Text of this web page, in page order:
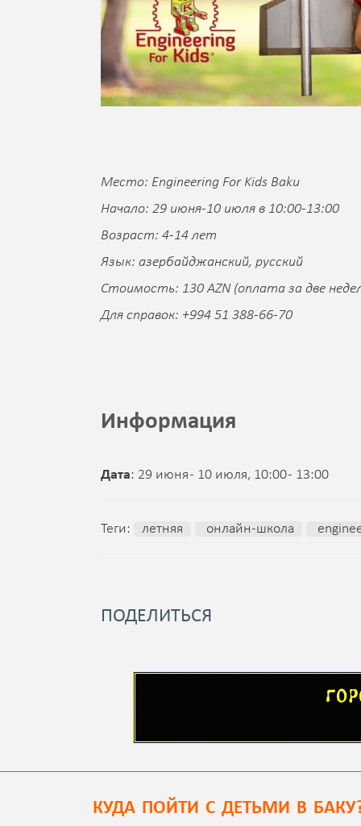
Место: Engineering For Kids Baku
Начало: 29 июня-10 июля в 10:00-13:00
Возраст: 4-14 лет
Язык: азербайджанский, русский
Стоимость: 130 AZN (оплата за две
Для справок: +994 51 388-66-70
Информация
Дата: 29 июня - 10 июля, 10:00 - 13:00
Теги: летняя онлайн-школа
ПОДЕЛИТЬСЯ
КУДА ПОЙТИ С ДЕТЬМИ В